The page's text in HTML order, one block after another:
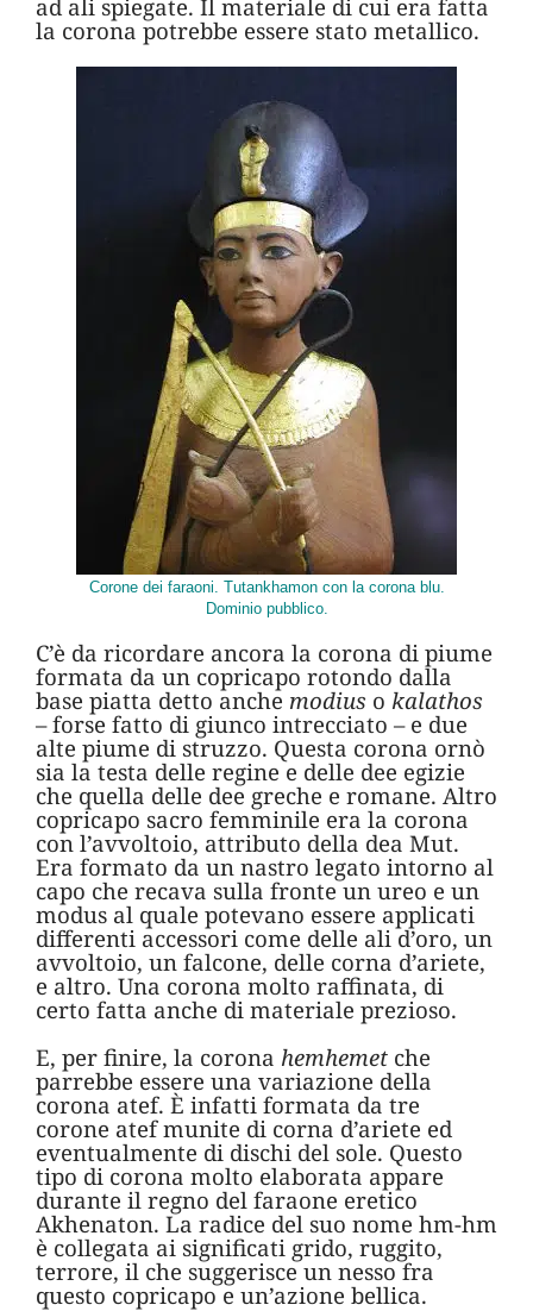
ad ali spiegate. Il materiale di cui era fatta
la corona potrebbe essere stato metallico.
Corone dei faraoni. Tutankhamon con la corona blu.
Dominio pubblico.
C’è da ricordare ancora la corona di piume
formata da un copricapo rotondo dalla
base piatta detto anche modius o kalathos
– forse fatto di giunco intrecciato – e due
alte piume di struzzo. Questa corona ornò
sia la testa delle regine e delle dee egizie
che quella delle dee greche e romane. Altro
copricapo sacro femminile era la corona
con l’avvoltoio, attributo della dea Mut.
Era formato da un nastro legato intorno al
capo che recava sulla fronte un ureo e un
modus al quale potevano essere applicati
differenti accessori come delle ali d’oro, un
avvoltoio, un falcone, delle corna d’ariete,
e altro. Una corona molto raffinata, di
certo fatta anche di materiale prezioso.
E, per finire, la corona hemhemet che
parrebbe essere una variazione della
corona atef. È infatti formata da tre
corone atef munite di corna d’ariete ed
eventualmente di dischi del sole. Questo
tipo di corona molto elaborata appare
durante il regno del faraone eretico
Akhenaton. La radice del suo nome hm-hm
è collegata ai significati grido, ruggito,
terrore, il che suggerisce un nesso fra
questo copricapo e un’azione bellica.